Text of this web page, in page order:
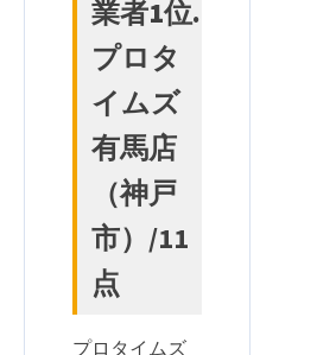
業者1位.
プロタ
イムズ
有馬店
（神戸
市）/11
点
プロタイムズ